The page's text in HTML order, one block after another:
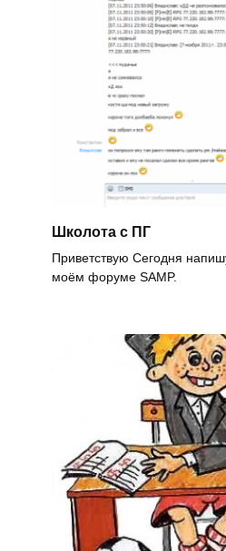
Школота с ПГ
Приветствую Сегодня
моём форуме SAMP.